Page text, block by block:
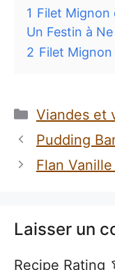
1 Filet Mignon
Un Festin à
2 Filet Mignon
Catégories
Viandes et
Pudding
Flan
Laisser un
Recipe Rating